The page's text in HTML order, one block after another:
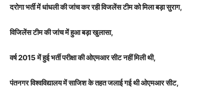
दरोगा भर्ती में धांधली की जांच कर रही विजलेंस टीम को मिला बड़ा सुराग,
विजिलेंस टीम की जांच में हुआ बड़ा खुलासा,
वर्ष 2015 में हुई भर्ती परीक्षा की ओएमआर सीट नहीं मिली थी,
पंतनगर विश्वविद्यालय में साजिश के तहत जलाई गई थी ओएमआर सीट,